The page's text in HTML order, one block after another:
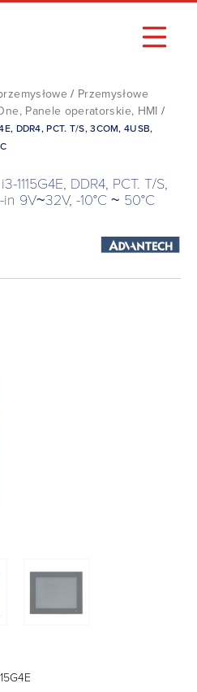
/ Przemysłowe
Panele operatorskie, HMI /
DDR4, PCT. T/S, 3COM, 4USB,
1115G4E, DDR4, PCT. T/S,
9V~32V, -10°C ~ 50°C